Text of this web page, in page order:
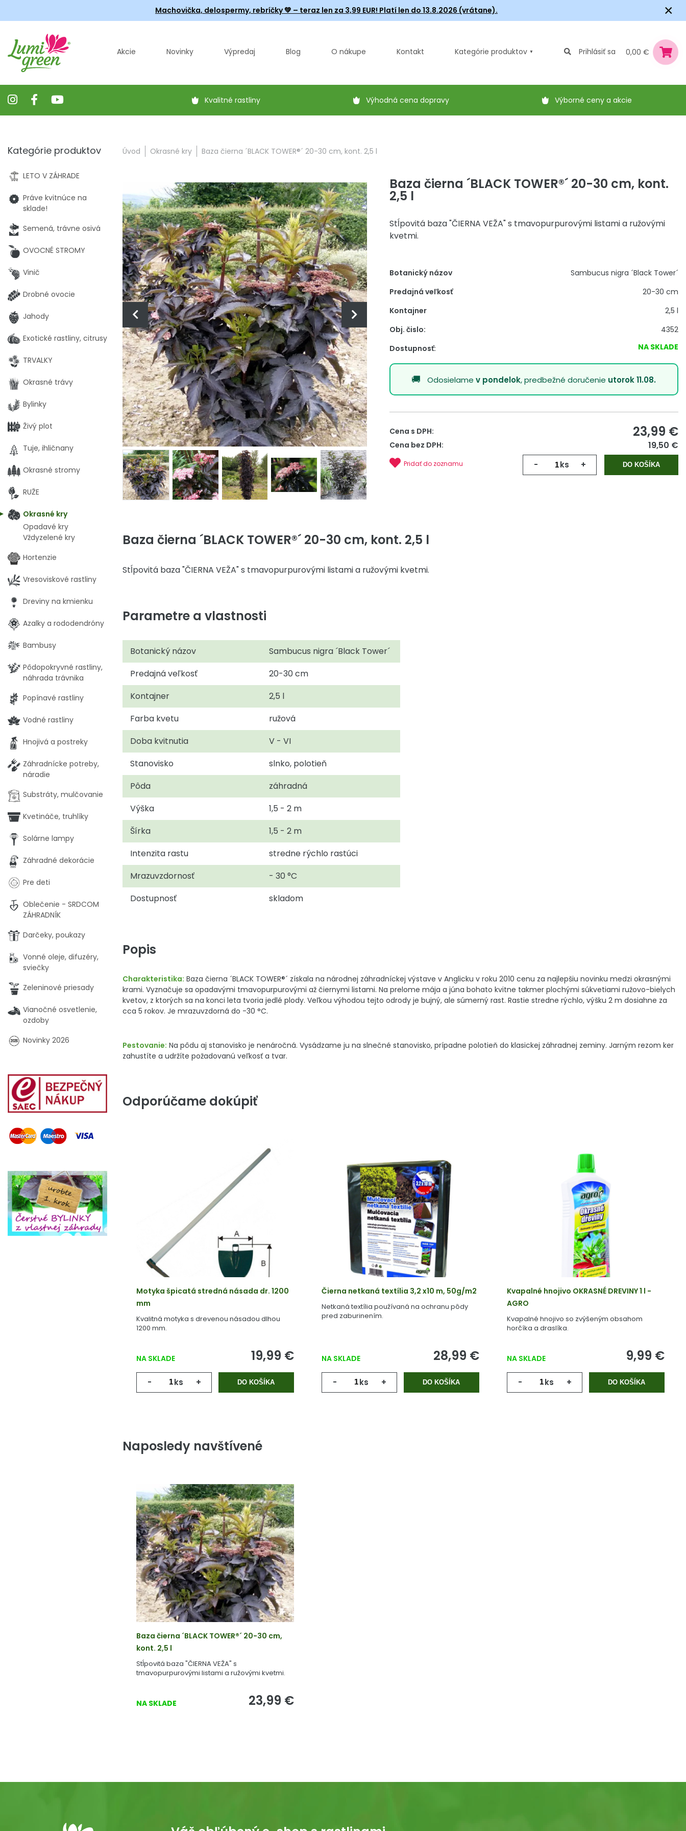
Machovička, delospermy, rebríčky💚 – teraz len za 3,99 EUR! Platí len do 13.8.2026 (vrátane). ×
Akcie Novinky Výpredaj Blog O nákupe Kontakt Kategórie produktov Prihlásiť sa 0,00 €
Kvalitné rastliny Výhodná cena dopravy Výborné ceny a akcie
Úvod Okrasné kry Baza čierna ´BLACK TOWER®´ 20-30 cm, kont. 2,5 l
Baza čierna ´BLACK TOWER®´ 20-30 cm, kont.
2,5 l
Stĺpovitá baza "ČIERNA VEŽA" s tmavopurpurovými listami a ružovými
kvetmi.
Botanický názov
Sambucus nigra ´Black Tower´
Predajná veľkosť
20-30 cm
Kontajner
2,5 l
Obj. čislo:
4352
Dostupnosť:
NA SKLADE
Odosielamev pondelok, predbežné doručenie utorok 11.08.
Cena s DPH: 23,99 €
Cena bez DPH: 19,50 €
- ks + DO KOŠÍKA
Pridať do zoznamu
Baza čierna ´BLACK TOWER®´ 20-30 cm, kont. 2,5 l
Stĺpovitá baza "ČIERNA VEŽA" s tmavopurpurovými listami a ružovými kvetmi.
Parametre a vlastnosti
Botanický názov
Sambucus nigra ´Black Tower´
Predajná veľkosť
20-30 cm
Kontajner
2,5 l
Farba kvetu
ružová
Doba kvitnutia
V - VI
Stanovisko
slnko, polotieň
Pôda
záhradná
Výška
1,5 - 2 m
Šírka
1,5 - 2 m
Intenzita rastu
stredne rýchlo rastúci
Mrazuvzdornosť
- 30 °C
Dostupnosť
skladom
Popis
Charakteristika: Baza čierna ´BLACK TOWER®´ získala na národnej záhradníckej výstave v Anglicku v roku 2010 cenu za najlepšiu novinku medzi okrasnými
krami. Vyznačuje sa opadavými tmavopurpurovými až čiernymi listami. Na prelome mája a júna bohato kvitne takmer plochými súkvetiami ružovo-bielych
kvetov, z ktorých sa na konci leta tvoria jedlé plody. Veľkou výhodou tejto odrody je bujný, ale súmerný rast. Rastie stredne rýchlo, výšku 2 m dosiahne za
cca 5 rokov. Je mrazuvzdorná do -30 °C.
Pestovanie: Na pôdu aj stanovisko je nenáročná. Vysádzame ju na slnečné stanovisko, prípadne polotieň do klasickej záhradnej zeminy. Jarným rezom ker
zahustíte a udržíte požadovanú veľkosť a tvar.
Odporúčame dokúpiť
Motyka špicatá stredná násada dr. 1200
mm
Kvalitná motyka s drevenou násadou dlhou
1200 mm.
NA SKLADE 19,99 €
- ks + DO KOŠÍKA
Čierna netkaná textília 3,2 x10 m, 50g/m2
Netkaná textília používaná na ochranu pôdy
pred zaburinením.
NA SKLADE 28,99 €
- ks + DO KOŠÍKA
Kvapalné hnojivo OKRASNÉ DREVINY 1 l -
AGRO
Kvapalné hnojivo so zvýšeným obsahom
horčíka a draslíka.
NA SKLADE 9,99 €
- ks + DO KOŠÍKA
Naposledy navštívené
Baza čierna ´BLACK TOWER®´ 20-30 cm,
kont. 2,5 l
Stĺpovitá baza "ČIERNA VEŽA" s
tmavopurpurovými listami a ružovými kvetmi.
NA SKLADE 23,99 €
Kategórie produktov
LETO V ZÁHRADE
Práve kvitnúce na
sklade!
Semená, trávne osivá
OVOCNÉ STROMY
Vinič
Drobné ovocie
Jahody
Exotické rastliny, citrusy
TRVALKY
Okrasné trávy
Bylinky
Živý plot
Tuje, ihličnany
Okrasné stromy
RUŽE
Okrasné kry
Opadavé kry
Vždyzelené kry
Hortenzie
Vresoviskové rastliny
Dreviny na kmienku
Azalky a rododendróny
Bambusy
Pôdopokryvné rastliny,
náhrada trávnika
Popínavé rastliny
Vodné rastliny
Hnojivá a postreky
Záhradnícke potreby,
náradie
Substráty, mulčovanie
Kvetináče, truhlíky
Solárne lampy
Záhradné dekorácie
Pre deti
Oblečenie - SRDCOM
ZÁHRADNÍK
Darčeky, poukazy
Vonné oleje, difuzéry,
sviečky
Zeleninové priesady
Vianočné osvetlenie,
ozdoby
Novinky 2026